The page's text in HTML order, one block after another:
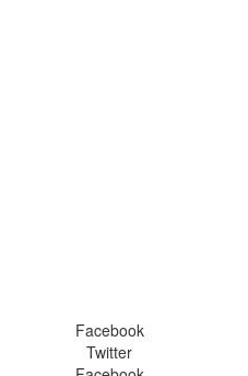
Facebook
Twitter